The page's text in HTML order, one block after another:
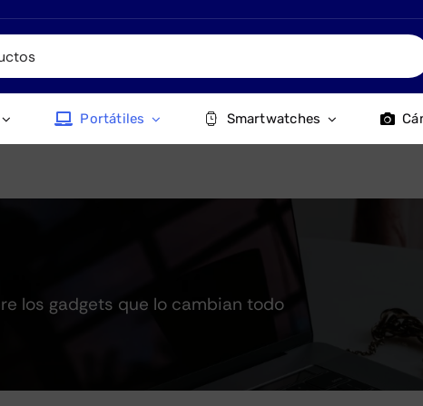
Portátiles Smartwatches
los gadgets que lo cambian todo